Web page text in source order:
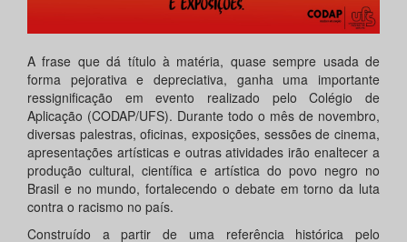
A frase que dá título à matéria, quase sempre usada de
forma pejorativa e depreciativa, ganha uma importante
ressignificação em evento realizado pelo Colégio de
Aplicação (CODAP/UFS). Durante todo o mês de novembro,
diversas palestras, oficinas, exposições, sessões de cinema,
apresentações artísticas e outras atividades irão enaltecer a
produção cultural, científica e artística do povo negro no
Brasil e no mundo, fortalecendo o debate em torno da luta
contra o racismo no país.
Construído a partir de uma referência histórica pelo